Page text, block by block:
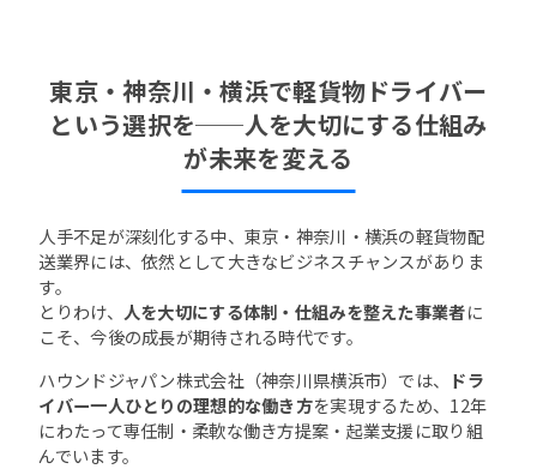
東京・神奈川・横浜で軽貨物ドライバー
という選択を──人を大切にする仕組み
が未来を変える
人手不足が深刻化する中、東京・神奈川・横浜の軽貨物配
送業界には、依然として大きなビジネスチャンスがありま
す。
とりわけ、 人を大切にする体制・仕組みを整えた事業者に
こそ、今後の成長が期待される時代です。
ハウンドジャパン株式会社（神奈川県横浜市）では、
ドラ
イバー一人ひとりの理想的な働き方を実現するため、12年
にわたって専任制・柔軟な働き方提案・起業支援に取り組
んでいます。